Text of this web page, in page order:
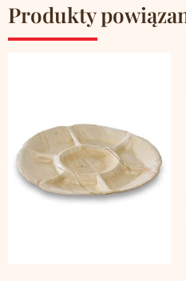
Produkty